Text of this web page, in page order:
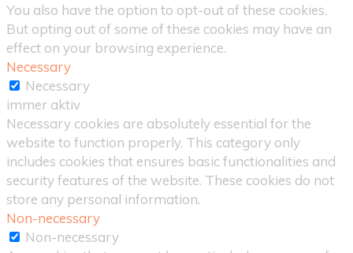
You also have the option to opt-out of these cookies.
But opting out of some of these cookies may have an
effect on your browsing experience.
Necessary
Necessary
immer aktiv
Necessary cookies are absolutely essential for the
website to function properly. This category only
includes cookies that ensures basic functionalities and
security features of the website. These cookies do not
store any personal information.
Non-necessary
Non-necessary